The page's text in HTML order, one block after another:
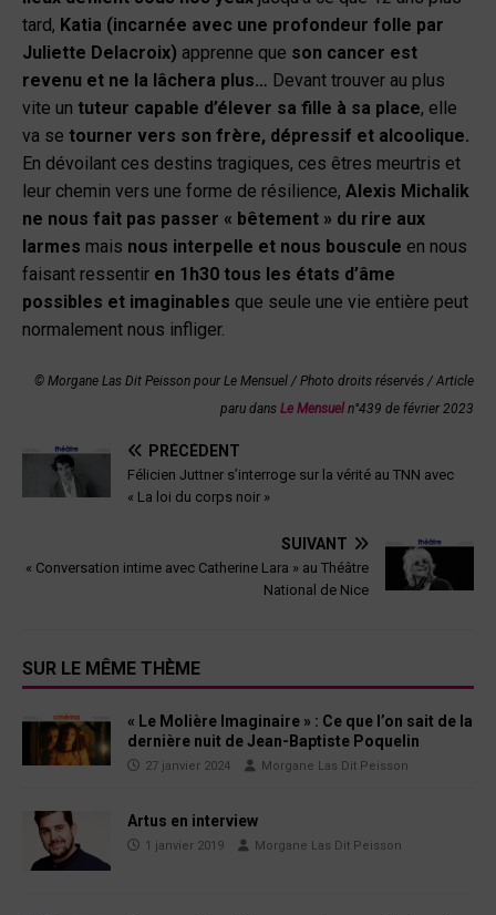
tard, Katia (incarnée avec une profondeur folle par
Juliette Delacroix) apprenne que son cancer est
revenu et ne la lâchera plus… Devant trouver au plus
vite un tuteur capable d’élever sa fille à sa place, elle
va se tourner vers son frère, dépressif et alcoolique.
En dévoilant ces destins tragiques, ces êtres meurtris et
leur chemin vers une forme de résilience, Alexis Michalik
ne nous fait pas passer « bêtement » du rire aux
larmes mais nous interpelle et nous bouscule en nous
faisant ressentir en 1h30 tous les états d’âme
possibles et imaginables que seule une vie entière peut
normalement nous infliger.
© Morgane Las Dit Peisson pour Le Mensuel / Photo droits réservés / Article
paru dans Le Mensuel n°439 de février 2023
PRÉCÉDENT
Félicien Juttner s’interroge sur la vérité au TNN avec
« La loi du corps noir »
SUIVANT
« Conversation intime avec Catherine Lara » au Théâtre
National de Nice
SUR LE MÊME THÈME
« Le Molière Imaginaire » : Ce que l’on sait de la
dernière nuit de Jean-Baptiste Poquelin
27 janvier 2024 Morgane Las Dit Peisson
Artus en interview
1 janvier 2019 Morgane Las Dit Peisson